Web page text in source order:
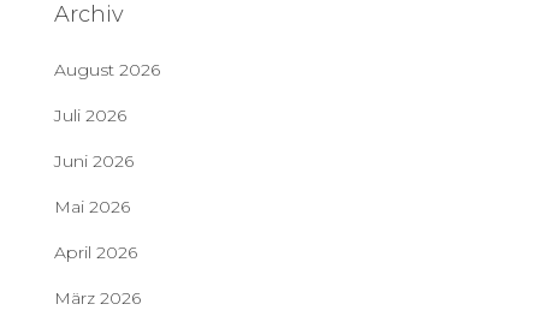
Archiv
August 2026
Juli 2026
Juni 2026
Mai 2026
April 2026
März 2026